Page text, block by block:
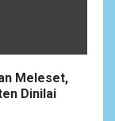
Meleset,
Dinilai